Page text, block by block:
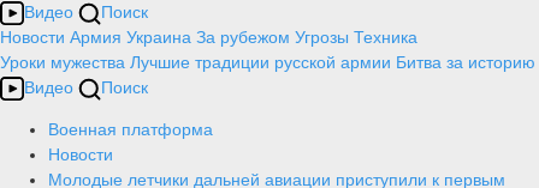
Видео
Поиск
Новости Армия Украина За рубежом Угрозы Техника
Уроки мужества Лучшие традиции русской армии Битва за историю
Видео
Поиск
Военная платформа
Новости
Молодые летчики дальней авиации приступили к первым